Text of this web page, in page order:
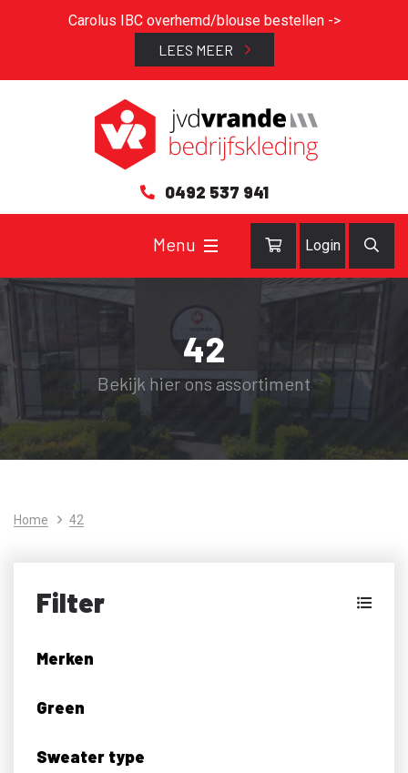
Carolus IBC overhemd/blouse bestellen ->
LEES MEER
0492 537 941
Login
42
Bekijk hier ons assortiment
Home 42
Filter
Merken
Green
Sweater type